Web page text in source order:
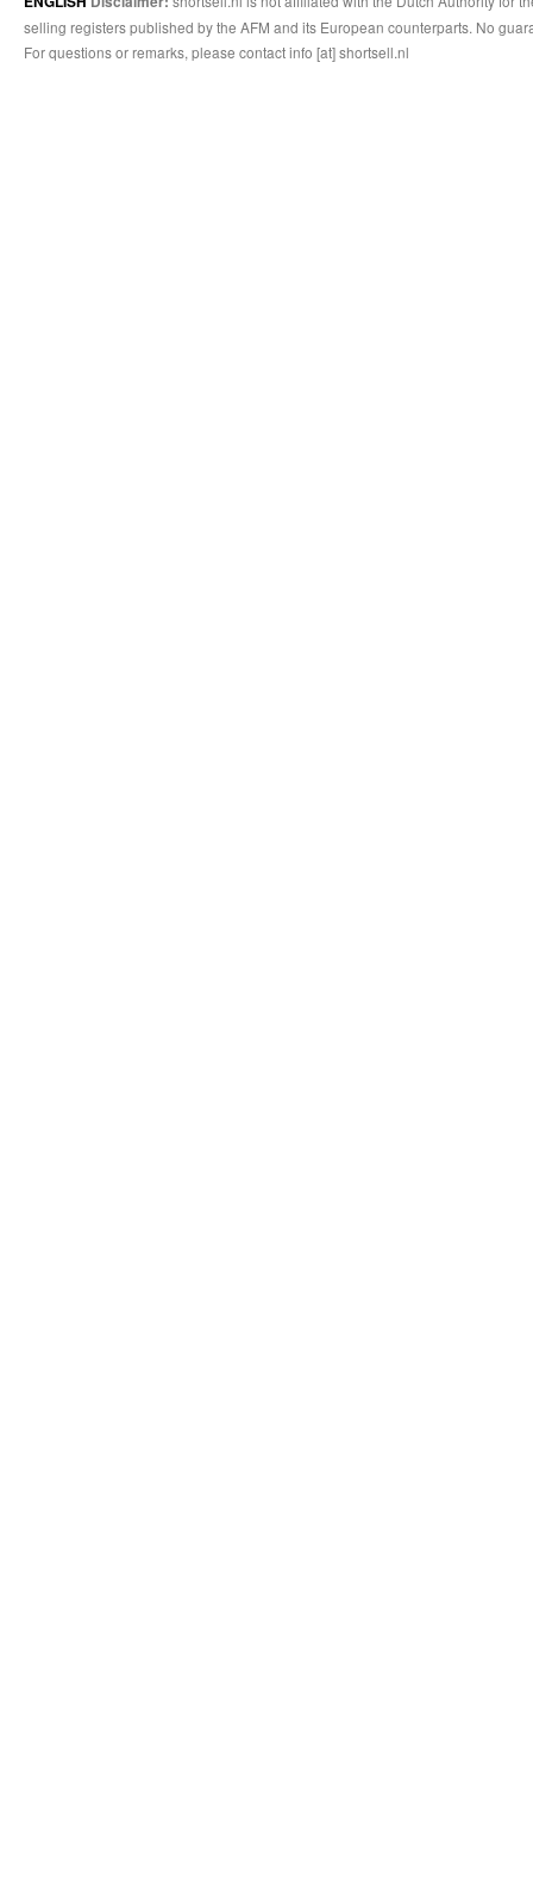
selling registers published by the AFM and its European counterparts. No
For questions or remarks, please contact info [at] shortsell.nl